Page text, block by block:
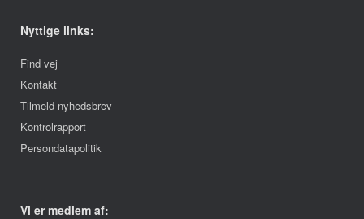
Nyttige links:
Find vej
Kontakt
Tilmeld nyhedsbrev
Kontrolrapport
Persondatapolitik
Vi er medlem af: